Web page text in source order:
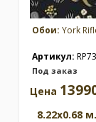
Обои: York
Артикул:
Под заказ
Цена
8.22x0.68